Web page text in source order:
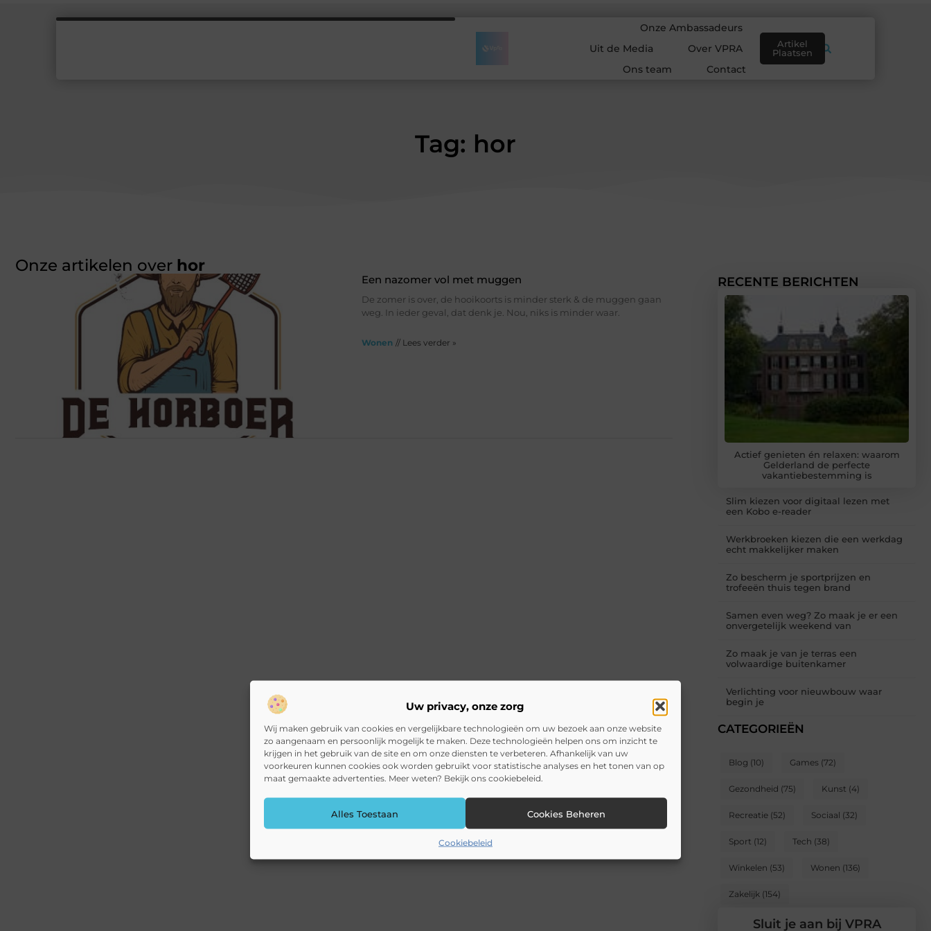
Uw privacy, onze zorg
Wij maken gebruik van cookies en vergelijkbare technologieën om uw bezoek aan onze website
zo aangenaam en persoonlijk mogelijk te maken. Deze technologieën helpen ons om inzicht te
krijgen in het gebruik van de site en om onze diensten te verbeteren. Afhankelijk van uw
voorkeuren kunnen cookies ook worden gebruikt voor statistische analyses en het tonen van op
maat gemaakte advertenties. Meer weten? Bekijk ons cookiebeleid.
Alles Toestaan Cookies Beheren
Cookiebeleid
Onze Ambassadeurs
Uit de Media
Over VPRA
Ons team
Contact
Artikel
Plaatsen
Tag: hor
Onze artikelen over hor
Een nazomer vol met muggen
De zomer is over, de hooikoorts is minder sterk & de muggen gaan
weg. In ieder geval, dat denk je. Nou, niks is minder waar.
Wonen // Lees verder »
RECENTE BERICHTEN
Actief genieten én relaxen: waarom
Gelderland de perfecte
vakantiebestemming is
Slim kiezen voor digitaal lezen met
een Kobo e-reader
Werkbroeken kiezen die een werkdag
echt makkelijker maken
Zo bescherm je sportprijzen en
trofeeën thuis tegen brand
Samen even weg? Zo maak je er een
onvergetelijk weekend van
Zo maak je van je terras een
volwaardige buitenkamer
Verlichting voor nieuwbouw waar
begin je
CATEGORIEËN
Blog (10) Games (72)
Gezondheid (75) Kunst (4)
Recreatie (52) Sociaal (32)
Sport (12) Tech (38)
Winkelen (53) Wonen (136)
Zakelijk (154)
Sluit je aan bij VPRA